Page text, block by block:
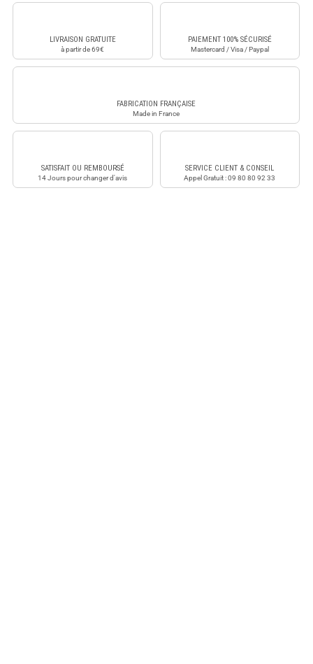
LIVRAISON GRATUITE
à partir de 69€
PAIEMENT 100% SÉCURISÉ
Mastercard / Visa / Paypal
FABRICATION FRANÇAISE
Made in France
SATISFAIT OU REMBOURSÉ
14 Jours pour changer d'avis
SERVICE CLIENT & CONSEIL
Appel Gratuit : 09 80 80 92 33